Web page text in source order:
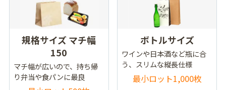
規格サイズ マチ幅
150
マチ幅が広いので、持ち帰
り弁当や食パンに最良
ボトルサイズ
ワインや日本酒など瓶に合
う、スリムな縦長仕様
最小ロット1,000枚